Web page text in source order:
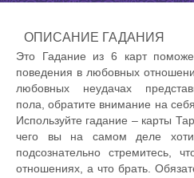
ОПИСАНИЕ ГАДАНИЯ
Это Гадание из 6 карт
поведения в любовных
любовных неудачах
пола, обратите внимание на
Используйте гадание – карты
чего вы на самом деле
подсознательно стремитесь,
отношениях, а что брать.